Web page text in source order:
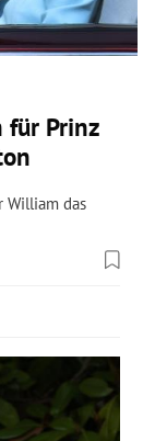
für Prinz
William das